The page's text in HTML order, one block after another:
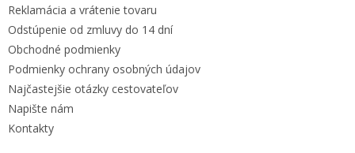
Reklamácia a vrátenie tovaru
Odstúpenie od zmluvy do 14 dní
Obchodné podmienky
Podmienky ochrany osobných údajov
Najčastejšie otázky cestovateľov
Napište nám
Kontakty